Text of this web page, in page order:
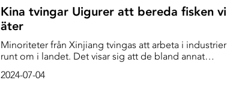
Kina tvingar Uigurer att bereda fisken vi
äter
Minoriteter från Xinjiang tvingas att arbeta i industrier
runt om i landet. Det visar sig att de bland annat
skickas till Europa och USA.
2024-07-04